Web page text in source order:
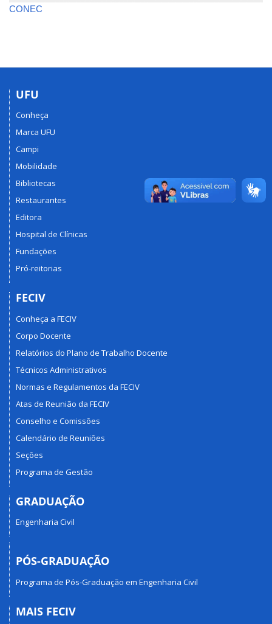
CONEC
UFU
Conheça
Marca UFU
Campi
Mobilidade
Bibliotecas
Restaurantes
Editora
Hospital de Clínicas
Fundações
Pró-reitorias
FECIV
Conheça a FECIV
Corpo Docente
Relatórios do Plano de Trabalho Docente
Técnicos Administrativos
Normas e Regulamentos da FECIV
Atas de Reunião da FECIV
Conselho e Comissões
Calendário de Reuniões
Seções
Programa de Gestão
GRADUAÇÃO
Engenharia Civil
PÓS-GRADUAÇÃO
Programa de Pós-Graduação em Engenharia Civil
MAIS FECIV